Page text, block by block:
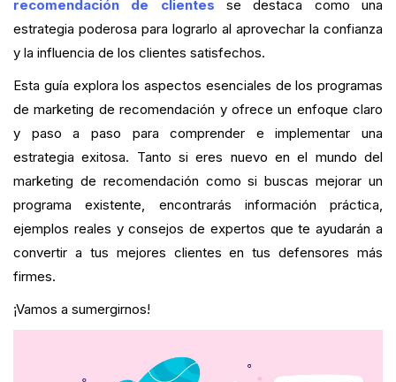
recomendación de clientes se destaca como una
estrategia poderosa para lograrlo al aprovechar la confianza
y la influencia de los clientes satisfechos.
Esta guía explora los aspectos esenciales de los programas
de marketing de recomendación y ofrece un enfoque claro
y paso a paso para comprender e implementar una
estrategia exitosa. Tanto si eres nuevo en el mundo del
marketing de recomendación como si buscas mejorar un
programa existente, encontrarás información práctica,
ejemplos reales y consejos de expertos que te ayudarán a
convertir a tus mejores clientes en tus defensores más
firmes.
¡Vamos a sumergirnos!
¿Quieres cerrar la brecha?
PREGUNTAS MÁS FRECUENTES